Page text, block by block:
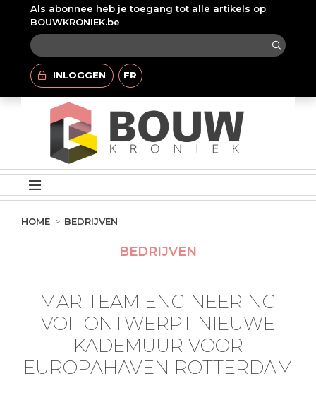
Als abonnee heb je toegang tot alle artikels op
BOUWKRONIEK.be
INLOGGEN FR
HOME BEDRIJVEN
BEDRIJVEN
MARITEAM ENGINEERING
VOF ONTWERPT NIEUWE
KADEMUUR VOOR
EUROPAHAVEN ROTTERDAM